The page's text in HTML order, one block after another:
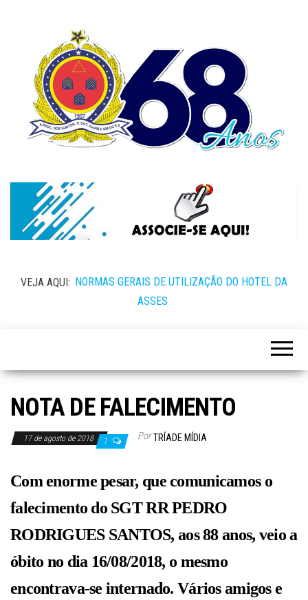
VEJA AQUI: NORMAS GERAIS DE UTILIZAÇÃO DO HOTEL DA
ASSES
NOTA DE FALECIMENTO
17 de agosto de 2018 1 Por TRÍADE MÍDIA
Com enorme pesar, que comunicamos o
falecimento do SGT RR PEDRO
RODRIGUES SANTOS, aos 88 anos, veio a
óbito no dia 16/08/2018, o mesmo
encontrava-se internado. Vários amigos e